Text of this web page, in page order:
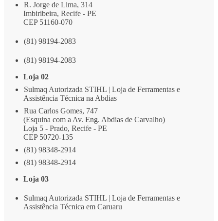
R. Jorge de Lima, 314
Imbiribeira, Recife - PE
CEP 51160-070
(81) 98194-2083
(81) 98194-2083
Loja 02
Sulmaq Autorizada STIHL | Loja de Ferramentas e
Assistência Técnica na Abdias
Rua Carlos Gomes, 747
(Esquina com a Av. Eng. Abdias de Carvalho)
Loja 5 - Prado, Recife - PE
CEP 50720-135
(81) 98348-2914
(81) 98348-2914
Loja 03
Sulmaq Autorizada STIHL | Loja de Ferramentas e
Assistência Técnica em Caruaru